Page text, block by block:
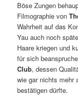
Böse Zungen
Filmographie von
Wahrheit auf das
Yau auch noch
Haare kriegen und
für sich
Club, dessen
wie gar nichts mehr
bestätigen dürfte.